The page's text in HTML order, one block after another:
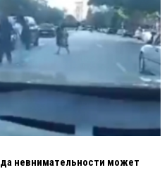
невнимательности может